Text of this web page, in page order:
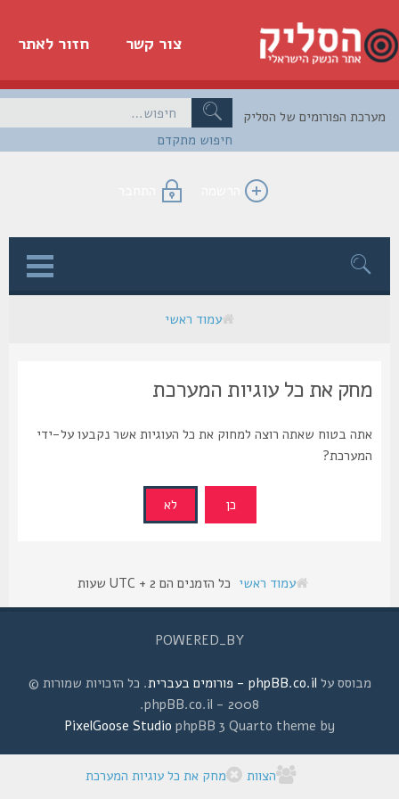
חזור לאתר צור קשר
חיפוש מתקדם
הפורומים של הסליק
הרשמה התחבר
עמוד ראשי
מחק את כל עוגיות המערכת
אתה בטוח שאתה רוצה למחוק את כל העוגיות אשר נקבעו על-ידי
המערכת?
עמוד ראשי כל הזמנים הם UTC + 2 שעות
POWERED_BY
מבוסס עלphpBB.co.il - פורומים בעברית
. כל הזכויות שמורות ©
2008 - phpBB.co.il.
phpBB 3 Quarto theme by
PixelGoose Studio
הצוות מחק את כל עוגיות המערכת